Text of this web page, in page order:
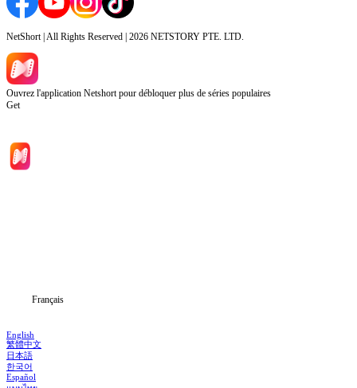
NetShort | All Rights Reserved | 2026 NETSTORY PTE. LTD.
Ouvrez l'application Netshort pour débloquer plus de séries populaires
Get
Français
English
繁體中文
日本語
한국어
Español